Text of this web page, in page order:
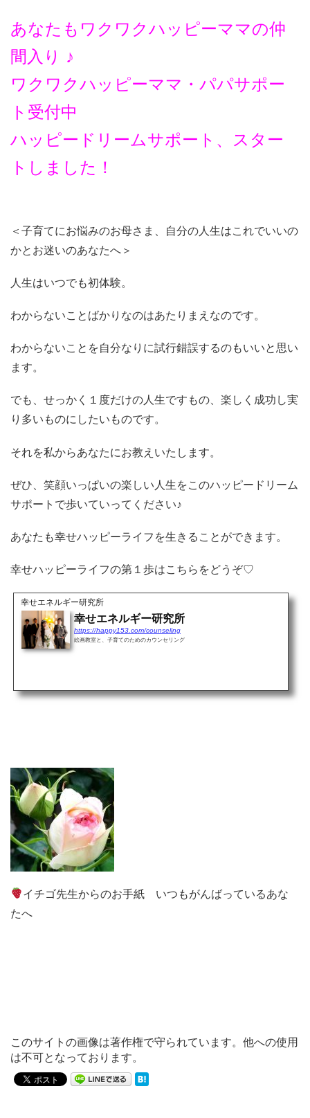
あなたもワクワクハッピーママの仲
間入り ♪
ワクワクハッピーママ・パパサポー
ト受付中
ハッピードリームサポート、スター
トしました！
＜子育てにお悩みのお母さま、自分の人生はこれでいいの
かとお迷いのあなたへ＞
人生はいつでも初体験。
わからないことばかりなのはあたりまえなのです。
わからないことを自分なりに試行錯誤するのもいいと思い
ます。
でも、せっかく１度だけの人生ですもの、楽しく成功し実
り多いものにしたいものです。
それを私からあなたにお教えいたします。
ぜひ、笑顔いっぱいの楽しい人生をこのハッピードリーム
サポートで歩いていってください♪
あなたも幸せハッピーライフを生きることができます。
幸せハッピーライフの第１歩はこちらをどうぞ♡
幸せエネルギー研究所
幸せエネルギー研究所
https://happy153.com/counseling
絵画教室と、子育てのためのカウンセリング
イチゴ先生からのお手紙 いつもがんばっているあな
たへ
このサイトの画像は著作権で守られています。他への使用
は不可となっております。